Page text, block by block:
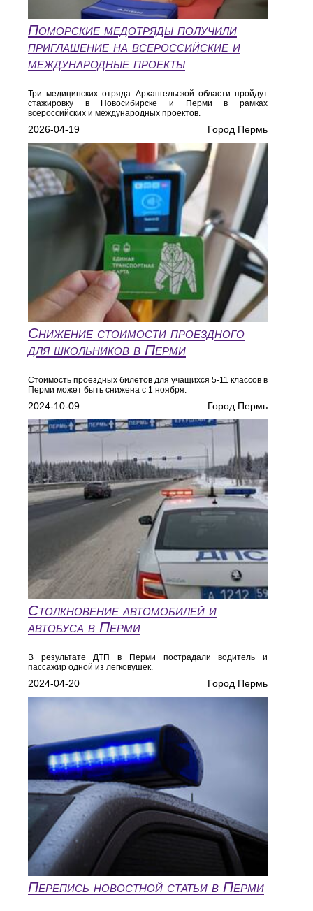
Поморские медотряды получили
приглашение на всероссийские и
международные проекты
Три медицинских отряда Архангельской области пройдут
стажировку в Новосибирске и Перми в рамках
всероссийских и международных проектов.
2026-04-19 Город Пермь
Снижение стоимости проездного
для школьников в Перми
Стоимость проездных билетов для учащихся 5-11 классов в
Перми может быть снижена с 1 ноября.
2024-10-09 Город Пермь
Столкновение автомобилей и
автобуса в Перми
В результате ДТП в Перми пострадали водитель и
пассажир одной из легковушек.
2024-04-20 Город Пермь
Перепись новостной статьи в Перми